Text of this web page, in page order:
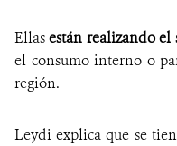
Ellasestán realizando el
el consumo interno o
región.
Leydi explica que se